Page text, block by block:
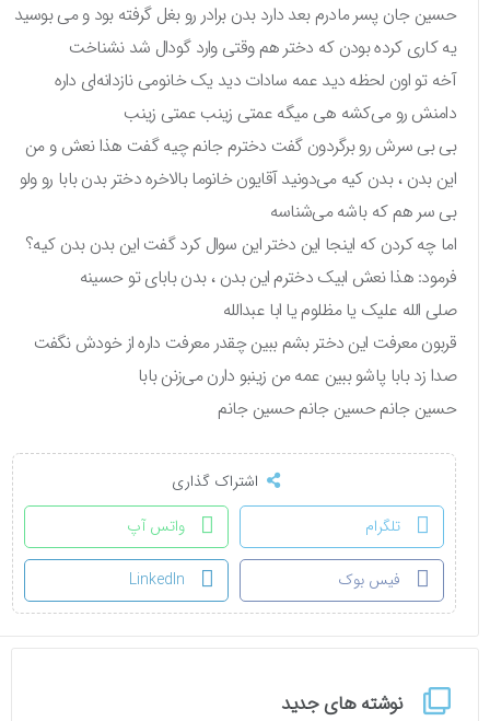
نوشته های جدید
حسین جان پسر مادرم بعد دارد بدن برادر رو بغل گرفته بود و می بوسید
یه کاری کرده بودن که دختر هم وقتی وارد گودال شد نشناخت
آخه تو اون لحظه دید عمه سادات دید یک خانومی نازدانه‌ای داره
دامنش رو می‌کشه هی میگه عمتی زینب عمتی زینب
بی بی سرش رو برگردون گفت دخترم جانم چیه گفت هذا نعش و من
این بدن ، بدن کیه می‌دونید آقایون خانوما بالاخره دختر بدن بابا رو ولو
بی سر هم که باشه می‌شناسه
اما چه کردن که اینجا این دختر این سوال کرد گفت این بدن بدن کیه؟
فرمود: هذا نعش ابیک دخترم این بدن ، بدن بابای تو حسینه
صلی الله علیک یا مظلوم یا ابا عبدالله
قربون معرفت این دختر بشم ببین چقدر معرفت داره از خودش نگفت
صدا زد بابا پاشو ببین عمه من زینبو دارن می‌زنن بابا
حسین جانم حسین جانم حسین جانم
اشتراک گذاری
تلگرام
واتس آپ
فیس بوک LinkedIn